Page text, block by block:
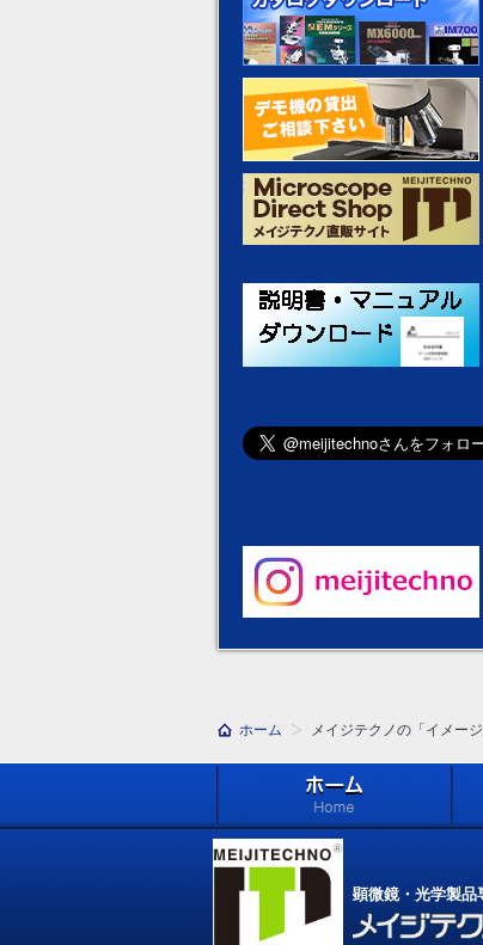
カタログダウンロード
デモ機の貸出 ご相談ください
ホーム メイジテクノの「イメー
ホーム
顕微鏡・光学製品